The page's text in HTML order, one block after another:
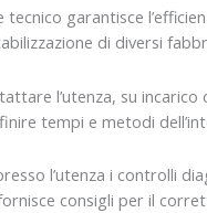
tecnico garantisce
di diversi
l’utenza, su
tempi e metodi
l’utenza i controlli
consigli per il